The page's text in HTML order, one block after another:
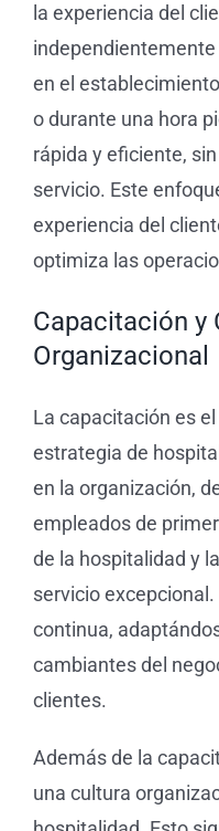
la experiencia del
en el
o durante una hora
rápida y eficiente,
servicio. Este
experiencia del
optimiza las
Capacitación y
Organizacional
La capacitación es
estrategia de
en la organización,
empleados de
de la hospitalidad y
servicio
continua,
cambiantes del
clientes.
Además de la
una cultura